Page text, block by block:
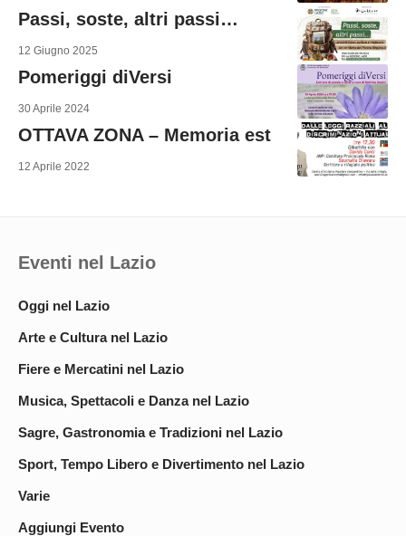
Passi, soste, altri passi…
12 Giugno 2025
Pomeriggi diVersi
30 Aprile 2024
OTTAVA ZONA – Memoria est
12 Aprile 2022
Eventi nel Lazio
Oggi nel Lazio
Arte e Cultura nel Lazio
Fiere e Mercatini nel Lazio
Musica, Spettacoli e Danza nel Lazio
Sagre, Gastronomia e Tradizioni nel Lazio
Sport, Tempo Libero e Divertimento nel Lazio
Varie
Aggiungi Evento